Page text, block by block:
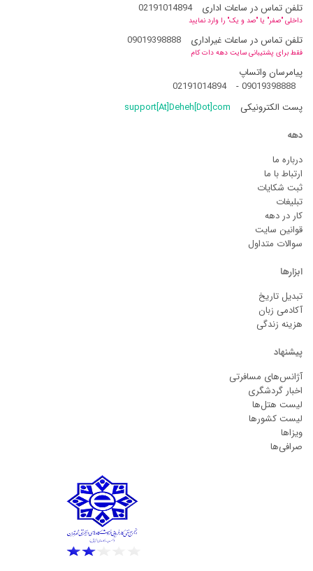
تلفن تماس در ساعات اداری
02191014894
داخلی "صفر" یا "صد و یک" را وارد نمایید
تلفن تماس در ساعات غیراداری 09019398888
فقط برای پشتیبانی سایت دهه دات کام
پیامرسان واتساپ
09019398888
-
02191014894
پست الکترونیکی
support[At]Deheh[Dot]com
دهه
درباره ما
ارتباط با ما
ثبت شکایات
تبلیغات
کار در دهه
قوانین سایت
سوالات متداول
ابزارها
تبدیل تاریخ
آکادمی زبان
هزینه زندگی
پیشنهاد
آژانس‌های مسافرتی
اخبار گردشگری
لیست هتل‌ها
لیست کشورها
ویزاها
صرافی‌ها